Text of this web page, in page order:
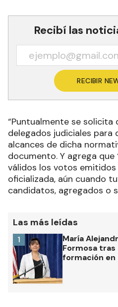
Recibí las
RECIBIR
“Puntualmente se solicita
delegados judiciales para
alcances de dicha
documento. Y agrega que
válidos los votos
oficializada, aún cuando
candidatos, agregados o
Las más leídas
María
Formosa
formación en
1